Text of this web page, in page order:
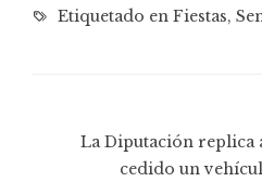
Etiquetado en Fiestas,
La Diputación replica
cedido un